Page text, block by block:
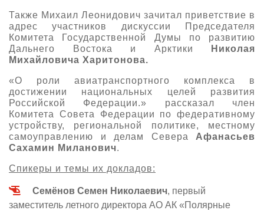
Также Михаил Леонидович зачитал приветствие в
адрес участников дискуссии Председателя
Комитета Государственной Думы по развитию
Дальнего Востока и Арктики
Николая
Михайловича Харитонова.
«О роли авиатранспортного комплекса в
достижении национальных целей развития
Российской Федерации.» рассказал член
Комитета Совета Федерации по федеративному
устройству, региональной политике, местному
самоуправлению и делам Севера Афанасьев
Сахамин Миланович.
Спикеры и темы их докладов:
Семёнов Семен Николаевич, первый
заместитель летного директора АО АК «Полярные